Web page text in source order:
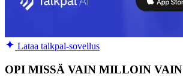
Lataa talkpal-sovellus
OPI MISSÄ VAIN MILLOIN VAIN